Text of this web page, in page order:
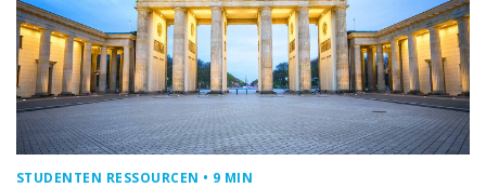
STUDENTEN RESSOURCEN • 9 MIN